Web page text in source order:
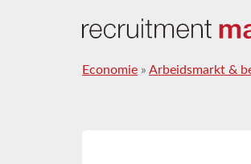
Economie » Arbeidsmarkt &